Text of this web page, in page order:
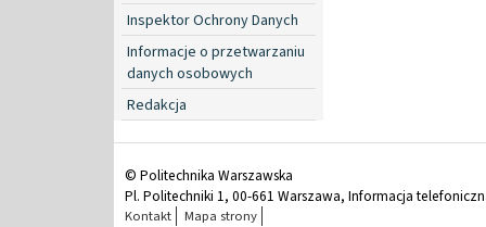
Inspektor Ochrony Danych
Informacje o przetwarzaniu
danych osobowych
Redakcja
© Politechnika Warszawska
Pl. Politechniki 1, 00-661 Warszawa, Informacja
Kontakt Mapa strony